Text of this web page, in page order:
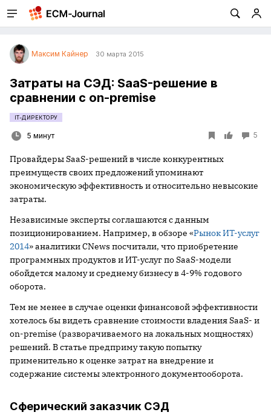
Максим Кайнер 30 марта 2015
Затраты на СЭД: SaaS-решение в
сравнении с on-premise
IT-ДИРЕКТОРУ
5 минут 5
Провайдеры SaaS-решений в числе конкурентных
преимуществ своих предложений упоминают
экономическую эффективность и относительно невысокие
затраты.
Независимые эксперты соглашаются с данным
позиционированием. Например, в обзоре «Рынок ИТ-услуг
2014» аналитики CNews посчитали, что приобретение
программных продуктов и ИТ-услуг по SaaS-модели
обойдется малому и среднему бизнесу в 4-9% годового
оборота.
Тем не менее в случае оценки финансовой эффективности
хотелось бы видеть сравнение стоимости владения SaaS- и
on-premise (разворачиваемого на локальных мощностях)
решений. В статье предприму такую попытку
применительно к оценке затрат на внедрение и
содержание системы электронного документооборота.
Сферический заказчик СЭД